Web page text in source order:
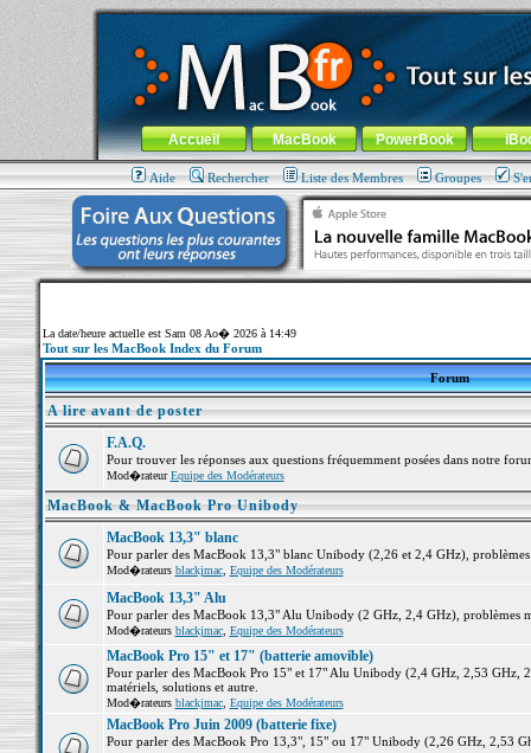
MacBook-fr.com : 100% Apple... 100% nomade !
Aller au contenu-Aller au menu général-Aller au menu de
Menu général
Accueil MacBook PowerBook
Aide Rechercher Liste des Membres Groupes
La date/heure actuelle est Sam 08 Ao� 2026 à 14:49
Tout sur les MacBook Index du Forum
Forum
A lire avant de poster
F.A.Q.
Pour trouver les réponses aux questions fréquemment posées dans notre
Mod�rateurEquipe des Modérateurs
MacBook & MacBook Pro Unibody
MacBook 13,3" blanc
Pour parler des MacBook 13,3" blanc Unibody (2,26 et 2,4 GHz),
Mod�rateurs blackjmac, Equipe des Modérateurs
MacBook 13,3" Alu
Pour parler des MacBook 13,3" Alu Unibody (2 GHz, 2,4 GHz), problèmes
Mod�rateurs blackjmac, Equipe des Modérateurs
MacBook Pro 15" et 17" (batterie amovible)
Pour parler des MacBook Pro 15" et 17" Alu Unibody (2,4 GHz, 2,53 GHz,
matériels, solutions et autre.
Mod�rateurs blackjmac, Equipe des Modérateurs
MacBook Pro Juin 2009 (batterie fixe)
Pour parler des MacBook Pro 13,3", 15" ou 17" Unibody (2,26 GHz, 2,53